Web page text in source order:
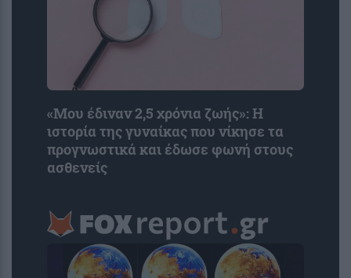
«Μου έδιναν 2,5 χρόνια ζωής»: Η
ιστορία της γυναίκας που νίκησε τα
προγνωστικά και έδωσε φωνή στους
ασθενείς